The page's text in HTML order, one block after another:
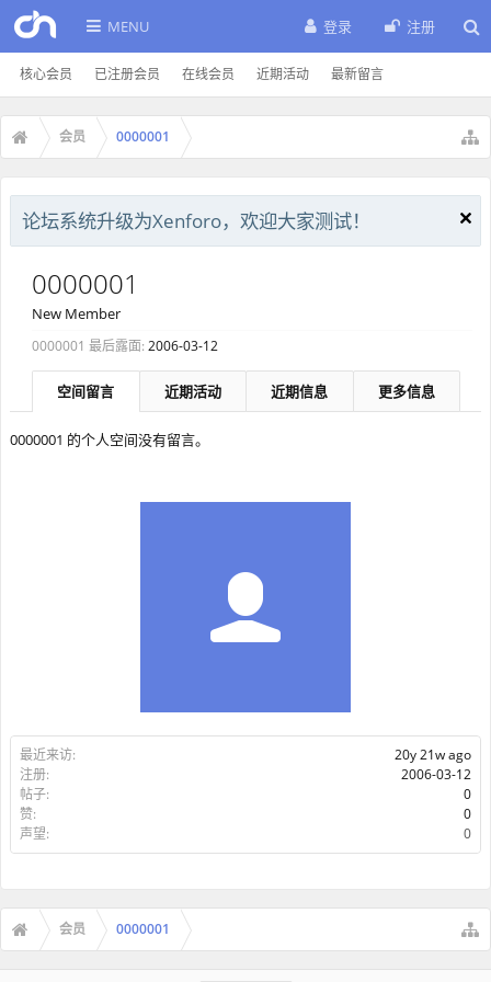
MENU
核心会员 已注册会员 在线会员 近期活动 最新留言
登录 注册
会员 0000001
论坛系统升级为Xenforo，欢迎大家测试！
最近来访:
20y 21w ago
注册:
2006-03-12
帖子:
0
赞:
0
声望:
0
0000001
New Member
0000001 最后露面: 2006-03-12
空间留言 近期活动 近期信息 更多信息
0000001 的个人空间没有留言。
会员 0000001